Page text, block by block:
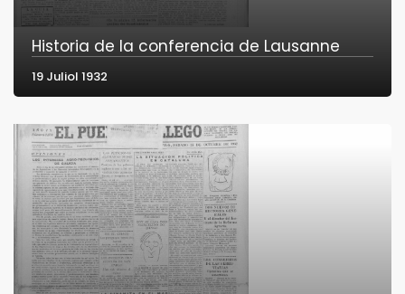
Historia de la conferencia de Lausanne
19 Juliol 1932